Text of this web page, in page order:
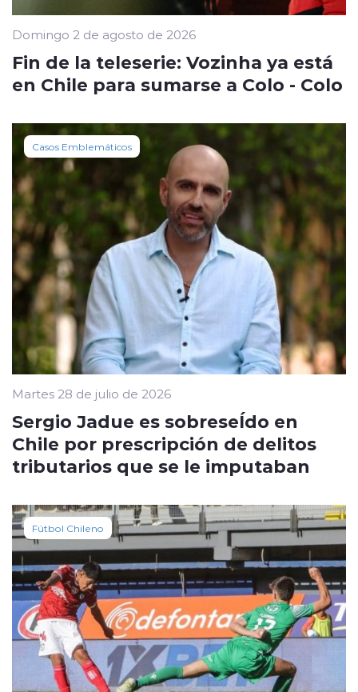
Domingo 2 de agosto de 2026
Fin de la teleserie: Vozinha ya está
en Chile para sumarse a Colo - Colo
Casos Emblemáticos
Martes 28 de julio de 2026
Sergio Jadue es sobreseÍdo en
Chile por prescripción de delitos
tributarios que se le imputaban
Fútbol Chileno